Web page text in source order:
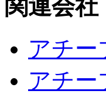
関連会社
アチー
アチー